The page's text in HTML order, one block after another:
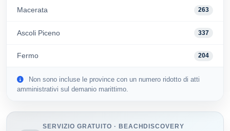
Macerata 263
Ascoli Piceno 337
Fermo 204
Non sono incluse le province con un numero ridotto di atti
amministrativi sul demanio marittimo.
SERVIZIO GRATUITO · BEACHDISCOVERY